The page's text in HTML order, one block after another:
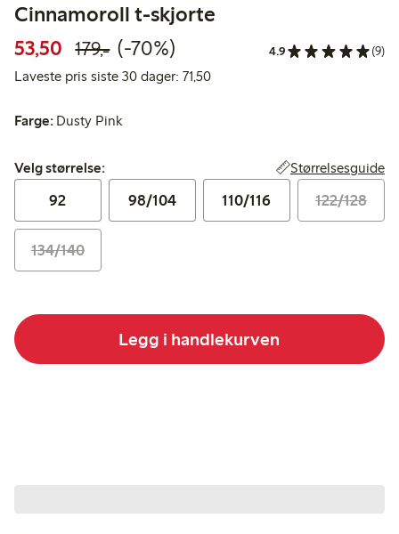
Cinnamoroll t-skjorte
53,50 Rabattert pris: 53,50 kr
179,-Vanlig pris: 179,00 kr
70% rabatt
(-70%) 4.9 (9)
Laveste pris siste 30 dager: 71,50Laveste pris siste 30 dager:
Farge: Dusty Pink
Velg størrelse:
Velg størrelse: Størrelsesguide
92 98/104 110/116 122/128
134/140
Legg i handlekurven